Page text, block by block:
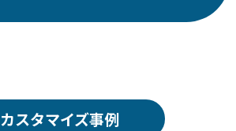
カスタマイズ事例